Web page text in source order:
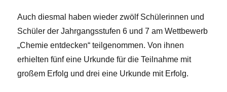
Auch diesmal haben wieder zwölf Schülerinnen und
Schüler der Jahrgangsstufen 6 und 7 am Wettbewerb
„Chemie entdecken“ teilgenommen. Von ihnen
erhielten fünf eine Urkunde für die Teilnahme mit
großem Erfolg und drei eine Urkunde mit Erfolg.